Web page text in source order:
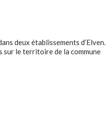
deux établissements d’Elven.
sur le territoire de la commune